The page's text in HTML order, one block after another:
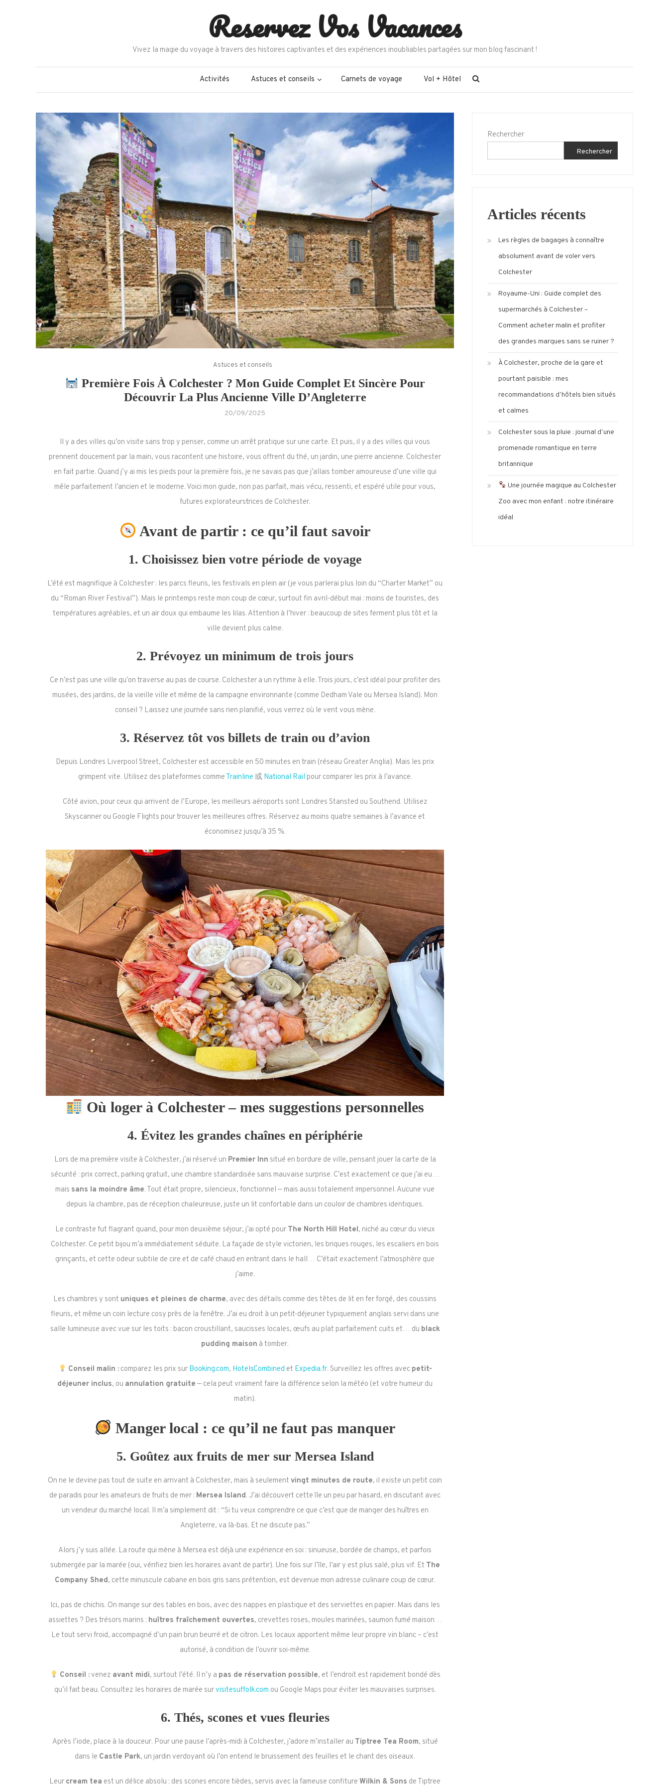
Reservez Vos Vacances
Vivez la magie du voyage à travers des histoires captivantes et des expériences inoubliables partagées sur mon blog fascinant !
Activités Astuces et conseils Carnets de voyage Vol + Hôtel
Astuces et conseils
Première Fois À Colchester ? Mon Guide Complet Et Sincère Pour
Découvrir La Plus Ancienne Ville D’Angleterre
20/09/2025
Il y a des villes qu’on visite sans trop y penser, comme un arrêt pratique sur une carte. Et puis, il y a des villes qui vous
prennent doucement par la main, vous racontent une histoire, vous offrent du thé, un jardin, une pierre ancienne. Colchester
en fait partie. Quand j’y ai mis les pieds pour la première fois, je ne savais pas que j’allais tomber amoureuse d’une ville qui
mêle parfaitement l’ancien et le moderne. Voici mon guide, non pas parfait, mais vécu, ressenti, et espéré utile pour vous,
futur·e·s explorateurs·trices de Colchester.
Avant de partir : ce qu’il faut savoir
1. Choisissez bien votre période de voyage
L’été est magnifique à Colchester : les parcs fleuris, les festivals en plein air (je vous parlerai plus loin du “Charter Market” ou
du “Roman River Festival”). Mais le printemps reste mon coup de cœur, surtout fin avril-début mai : moins de touristes, des
températures agréables, et un air doux qui embaume les lilas. Attention à l’hiver : beaucoup de sites ferment plus tôt et la
ville devient plus calme.
2. Prévoyez un minimum de trois jours
Ce n’est pas une ville qu’on traverse au pas de course. Colchester a un rythme à elle. Trois jours, c’est idéal pour profiter des
musées, des jardins, de la vieille ville et même de la campagne environnante (comme Dedham Vale ou Mersea Island). Mon
conseil ? Laissez une journée sans rien planifié, vous verrez où le vent vous mène.
3. Réservez tôt vos billets de train ou d’avion
Depuis Londres Liverpool Street, Colchester est accessible en 50 minutes en train (réseau Greater Anglia). Mais les prix
grimpent vite. Utilisez des plateformes comme Trainline 或 National Rail pour comparer les prix à l’avance.
Côté avion, pour ceux qui arrivent de l’Europe, les meilleurs aéroports sont Londres Stansted ou Southend. Utilisez
Skyscanner ou Google Flights pour trouver les meilleures offres. Réservez au moins quatre semaines à l’avance et
économisez jusqu’à 35 %.
Où loger à Colchester – mes suggestions personnelles
4. Évitez les grandes chaînes en périphérie
Lors de ma première visite à Colchester, j’ai réservé un Premier Inn situé en bordure de ville, pensant jouer la carte de la
sécurité : prix correct, parking gratuit, une chambre standardisée sans mauvaise surprise. C’est exactement ce que j’ai eu…
mais sans la moindre âme. Tout était propre, silencieux, fonctionnel — mais aussi totalement impersonnel. Aucune vue
depuis la chambre, pas de réception chaleureuse, juste un lit confortable dans un couloir de chambres identiques.
Le contraste fut flagrant quand, pour mon deuxième séjour, j’ai opté pour The North Hill Hotel, niché au cœur du vieux
Colchester. Ce petit bijou m’a immédiatement séduite. La façade de style victorien, les briques rouges, les escaliers en bois
grinçants, et cette odeur subtile de cire et de café chaud en entrant dans le hall… C’était exactement l’atmosphère que
j’aime.
Les chambres y sont uniques et pleines de charme, avec des détails comme des têtes de lit en fer forgé, des coussins
fleuris, et même un coin lecture cosy près de la fenêtre. J’ai eu droit à un petit-déjeuner typiquement anglais servi dans une
salle lumineuse avec vue sur les toits : bacon croustillant, saucisses locales, œufs au plat parfaitement cuits et… du black
pudding maison à tomber.
Conseil malin :comparez les prix sur Booking.com, HotelsCombined et Expedia.fr. Surveillez les offres avec petit-
déjeuner inclus, ou annulation gratuite — cela peut vraiment faire la différence selon la météo (et votre humeur du
matin).
Manger local : ce qu’il ne faut pas manquer
5. Goûtez aux fruits de mer sur Mersea Island
On ne le devine pas tout de suite en arrivant à Colchester, mais à seulement vingt minutes de route, il existe un petit coin
de paradis pour les amateurs de fruits de mer : Mersea Island. J’ai découvert cette île un peu par hasard, en discutant avec
un vendeur du marché local. Il m’a simplement dit : “Si tu veux comprendre ce que c’est que de manger des huîtres en
Angleterre, va là-bas. Et ne discute pas.”
Alors j’y suis allée. La route qui mène à Mersea est déjà une expérience en soi : sinueuse, bordée de champs, et parfois
submergée par la marée (oui, vérifiez bien les horaires avant de partir). Une fois sur l’île, l’air y est plus salé, plus vif. Et The
Company Shed, cette minuscule cabane en bois gris sans prétention, est devenue mon adresse culinaire coup de cœur.
Ici, pas de chichis. On mange sur des tables en bois, avec des nappes en plastique et des serviettes en papier. Mais dans les
assiettes ? Des trésors marins : huîtres fraîchement ouvertes, crevettes roses, moules marinées, saumon fumé maison…
Le tout servi froid, accompagné d’un pain brun beurré et de citron. Les locaux apportent même leur propre vin blanc – c’est
autorisé, à condition de l’ouvrir soi-même.
Conseil :venez avant midi, surtout l’été. Il n’y a pas de réservation possible, et l’endroit est rapidement bondé dès
qu’il fait beau. Consultez les horaires de marée survisitesuffolk.com ou Google Maps pour éviter les mauvaises surprises.
6. Thés, scones et vues fleuries
Après l’iode, place à la douceur. Pour une pause l’après-midi à Colchester, j’adore m’installer au Tiptree Tea Room, situé
dans le Castle Park, un jardin verdoyant où l’on entend le bruissement des feuilles et le chant des oiseaux.
Leur cream tea est un délice absolu : des scones encore tièdes, servis avec la fameuse confiture Wilkin & Sons de Tiptree
Rechercher
Rechercher
Articles récents
Les règles de bagages à connaître
absolument avant de voler vers
Colchester
Royaume-Uni : Guide complet des
supermarchés à Colchester –
Comment acheter malin et profiter
des grandes marques sans se ruiner ?
À Colchester, proche de la gare et
pourtant paisible : mes
recommandations d’hôtels bien situés
et calmes
Colchester sous la pluie : journal d’une
promenade romantique en terre
britannique
Une journée magique au Colchester
Zoo avec mon enfant : notre itinéraire
idéal